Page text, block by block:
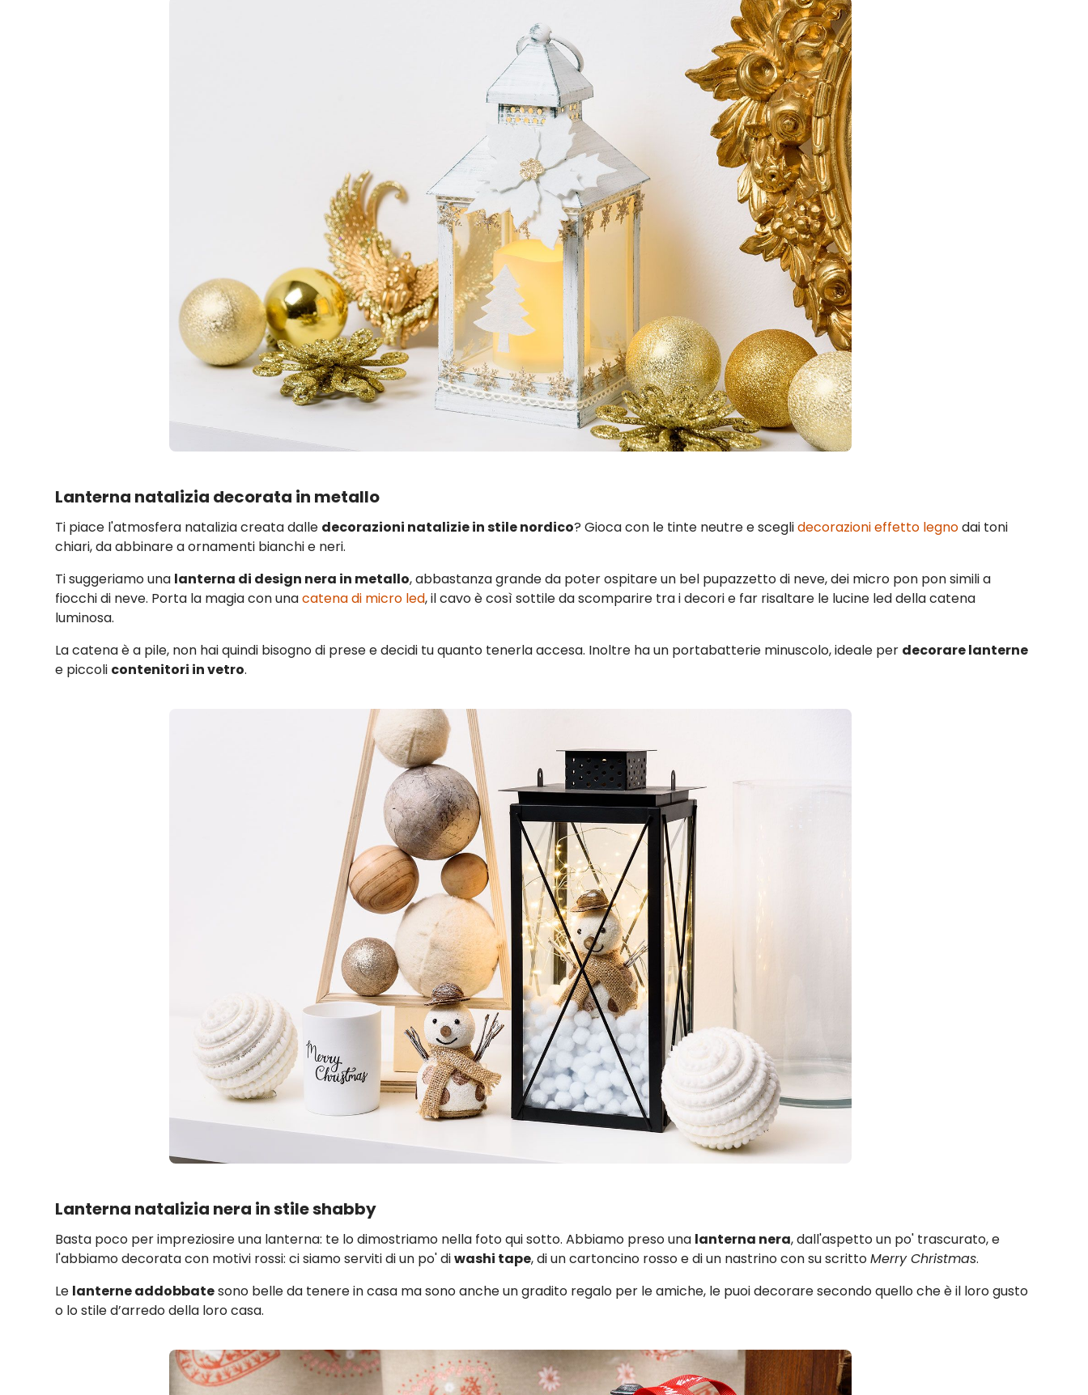
Lanterna natalizia decorata in metallo
Ti piace l'atmosfera natalizia creata dalle decorazioni natalizie in stile nordico? Gioca con le tinte neutre e sceglidecorazioni effetto legnodai toni
chiari, da abbinare a ornamenti bianchi e neri.
Ti suggeriamo una lanterna di design nera in metallo, abbastanza grande da poter ospitare un bel pupazzetto di neve, dei micro pon pon simili a
fiocchi di neve. Porta la magia con unacatena di micro led, il cavo è così sottile da scomparire tra i decori e far risaltare le lucine led della catena
luminosa.
La catena è a pile, non hai quindi bisogno di prese e decidi tu quanto tenerla accesa. Inoltre ha un portabatterie minuscolo, ideale per decorare lanterne
e piccoli contenitori in vetro.
Lanterna natalizia nera in stile shabby
Basta poco per impreziosire una lanterna: te lo dimostriamo nella foto qui sotto. Abbiamo preso una lanterna nera, dall'aspetto un po' trascurato, e
l'abbiamo decorata con motivi rossi: ci siamo serviti di un po' diwashi tape, di un cartoncino rosso e di un nastrino con su scrittoMerry Christmas.
Le lanterne addobbatesono belle da tenere in casa ma sono anche un gradito regalo per le amiche, le puoi decorare secondo quello che è il loro gusto
o lo stile d’arredo della loro casa.